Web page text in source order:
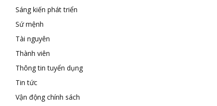
Sáng kiến phát triển
Sứ mệnh
Tài nguyên
Thành viên
Thông tin tuyển dụng
Tin tức
Vận động chính sách